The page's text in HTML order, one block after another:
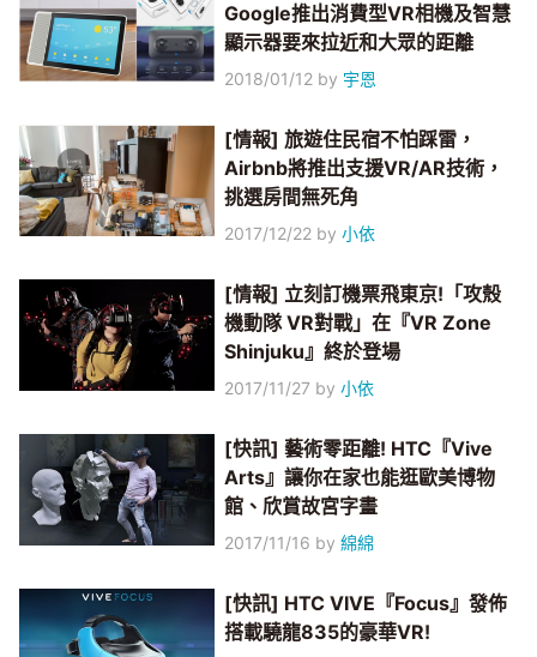
Google推出消費型VR相機及智慧
顯示器要來拉近和大眾的距離
2018/01/12 by 宇恩
[情報] 旅遊住民宿不怕踩雷，
Airbnb將推出支援VR/AR技術，
挑選房間無死角
2017/12/22 by小依
[情報] 立刻訂機票飛東京!「攻殼
機動隊 VR對戰」在『VR Zone
Shinjuku』終於登場
2017/11/27 by小依
[快訊] 藝術零距離! HTC『Vive
Arts』讓你在家也能逛歐美博物
館、欣賞故宮字畫
2017/11/16 by綿綿
[快訊] HTC VIVE『Focus』發佈
搭載驍龍835的豪華VR!